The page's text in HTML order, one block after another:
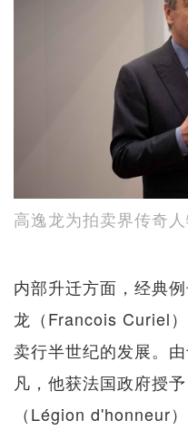
高逸龙为拍卖界传奇
内部升迁方面，经典
龙（Francois Curiel
卖行半世纪的发展。
凡，他获法国政府授
（Légion d'honneur）